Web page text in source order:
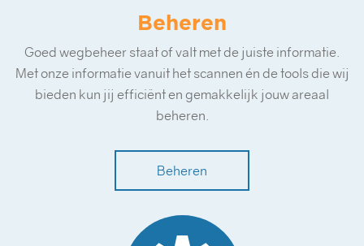
Beheren
Goed wegbeheer staat of valt met de juiste informatie.
Met onze informatie vanuit het scannen én de tools die wij
bieden kun jij efficiënt en gemakkelijk jouw areaal
beheren.
Beheren